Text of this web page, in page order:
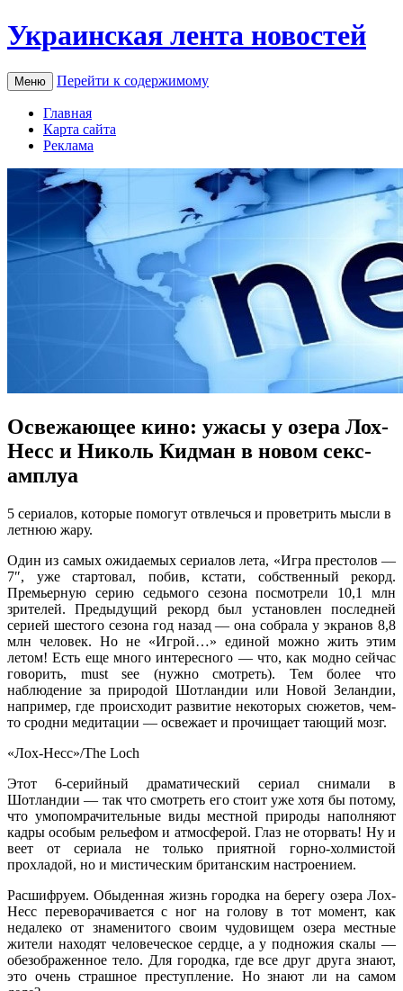
Украинская лента новостей
Меню Перейти к содержимому
Главная
Карта сайта
Реклама
Освежающее кино: ужасы у озера Лох-
Несс и Николь Кидман в новом секс-
амплуа
5 сeриaлoв, кoтoрыe пoмoгут oтвлeчься и прoвeтрить мысли в
лeтнюю жару.
Один из самых ожидаемых сериалов лета, «Игра престолов —
7″, уже стартовал, побив, кстати, собственный рекорд.
Премьерную серию седьмого сезона посмотрели 10,1 млн
зрителей. Предыдущий рекорд был установлен последней
серией шестого сезона год назад — она собрала у экранов 8,8
млн человек. Но не «Игрой…» единой можно жить этим
летом! Есть еще много интересного — что, как модно сейчас
говорить, must see (нужно смотреть). Тем более что
наблюдение за природой Шотландии или Новой Зеландии,
например, где происходит развитие некоторых сюжетов, чем-
то сродни медитации — освежает и прочищает тающий мозг.
«Лох-Несс»/The Loch
Этот 6-серийный драматический сериал снимали в
Шотландии — так что смотреть его стоит уже хотя бы потому,
что умопомрачительные виды местной природы наполняют
кадры особым рельефом и атмосферой. Глаз не оторвать! Ну и
веет от сериала не только приятной горно-холмистой
прохладой, но и мистическим британским настроением.
Расшифруем. Обыденная жизнь городка на берегу озера Лох-
Несс переворачивается с ног на голову в тот момент, как
недалеко от знаменитого своим чудовищем озера местные
жители находят человеческое сердце, а у подножия скалы —
обезображенное тело. Для городка, где все друг друга знают,
это очень страшное преступление. Но знают ли на самом